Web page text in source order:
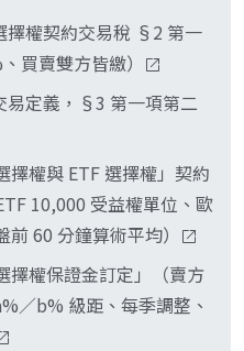
派 + 想再買回的循環
向手續費、不是「零成
打亂、無美式選擇權市
Risk」。到期日當天
之未沖銷價內部位自動
與買 Put 腿皆採現金
向型 ETF 採每日重設
向報酬」、長期持有有
與商品基本資訊頁明列
將之分類為「股票槓
週短線方向性看空工
期日結算差額、屬鎖定
件性對沖」工具。短線
期日本金保護選領口、
債或高股息 ETF；三條
持有 horizon 與 risk
權契約交易稅 §2 第一
買賣雙方皆繳）
定義，§3 第一項第二
擇權與 ETF 選擇權」契約
10,000 受益權單位、歐
60 分鐘算術平均）
擇權保證金訂定」（賣方
／b% 級距、每季調整、